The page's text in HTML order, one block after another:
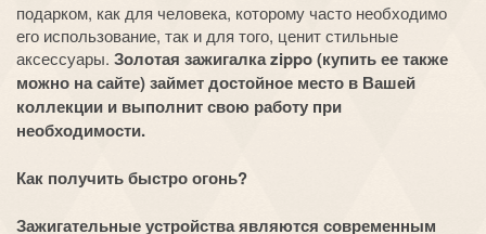
подарком, как для человека, которому часто необходимо
его использование, так и для того, ценит стильные
аксессуары. Золотая зажигалка zippo (купить ее также
можно на сайте) займет достойное место в Вашей
коллекции и выполнит свою работу при
необходимости.
Как получить быстро огонь?
Зажигательные устройства являются современным